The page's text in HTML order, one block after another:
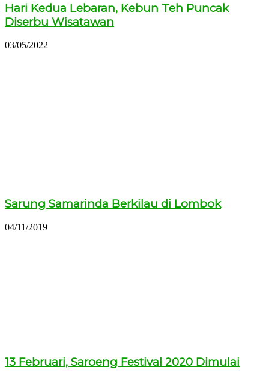
Hari Kedua Lebaran, Kebun Teh Puncak
Diserbu Wisatawan
03/05/2022
Sarung Samarinda Berkilau di Lombok
04/11/2019
13 Februari, Saroeng Festival 2020 Dimulai